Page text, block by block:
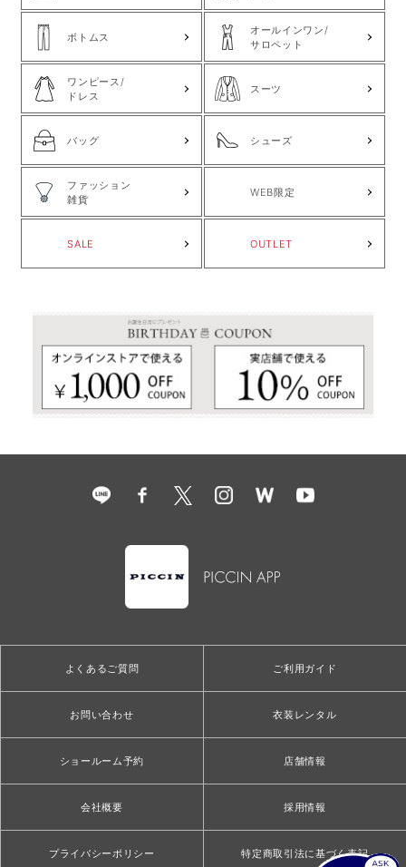
ボトムス
オールインワン/
サロペット
ワンピース/
ドレス
スーツ
バッグ シューズ
ファッション
雑貨
WEB限定
SALE OUTLET
よくあるご質問 ご利用ガイド
お問い合わせ 衣装レンタル
ショールーム予約 店舗情報
会社概要 採用情報
プライバシーポリシー 特定商取引法に基づく表記